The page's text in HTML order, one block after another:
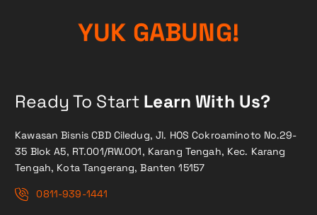
YUK GABUNG!
Ready To Start Learn With Us?
Kawasan Bisnis CBD Ciledug, Jl. HOS Cokroaminoto No.29-
35 Blok A5, RT.001/RW.001, Karang Tengah, Kec. Karang
Tengah, Kota Tangerang, Banten 15157
0811-939-1441